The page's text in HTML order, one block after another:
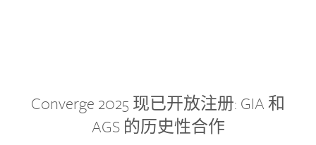
Converge 2025 现已开放注册: GIA 和
AGS 的历史性合作